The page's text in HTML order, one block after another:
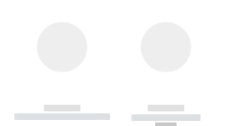
------------
----------- ----------- --------
------------
----------- -----------